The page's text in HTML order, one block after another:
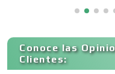
Cortinas,
Conoce las
Clientes: